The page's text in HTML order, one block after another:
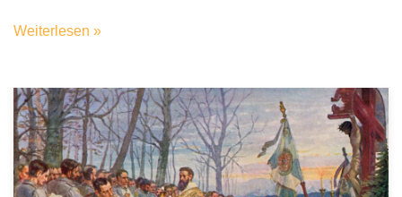
Weiterlesen »